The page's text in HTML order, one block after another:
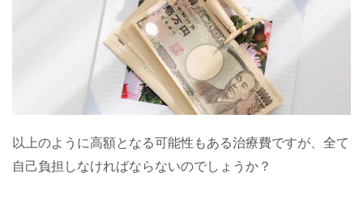
以上のように高額となる可能性もある治療費ですが、全て
自己負担しなければならないのでしょうか？